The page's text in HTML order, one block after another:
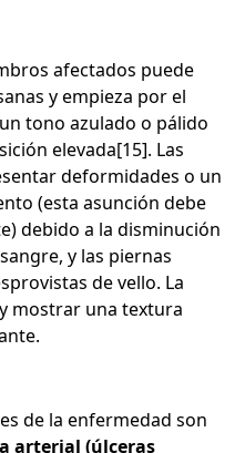
afectados puede
y empieza por el
tono azulado o pálido
elevada[15]. Las
deformidades o un
(esta asunción debe
debido a la disminución
y las piernas
de vello. La
mostrar una textura
de la enfermedad son
arterial (úlceras